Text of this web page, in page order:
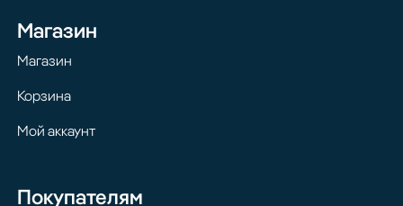
Магазин
Магазин
Корзина
Мой аккаунт
Покупателям